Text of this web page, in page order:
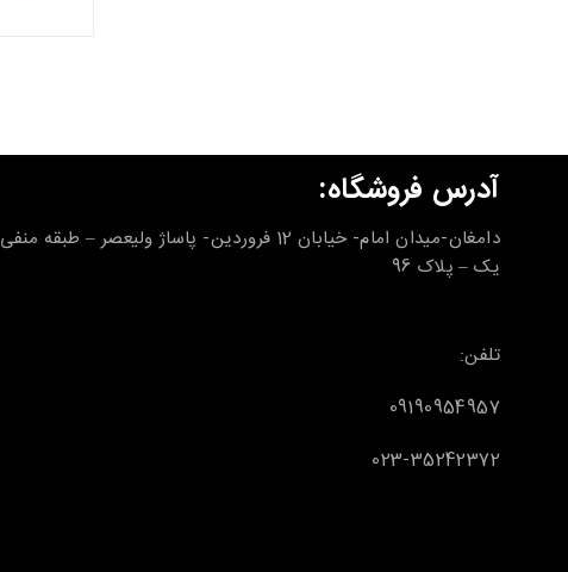
آدرس فروشگاه:
دامغان-میدان امام- خیابان 12 فروردین- پاساژ ولیعصر – طبقه منفی
یک – پلاک 96
تلفن:
09190954957
023-35242372